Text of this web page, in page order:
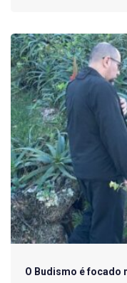
O Budismo é focado